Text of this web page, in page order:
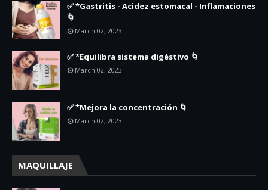
✅ *Gastritis - Acidez estomacal - Inflamaciones
🌀
March 02, 2023
✅ *Equilibra sistema digéstivo 🌀
March 02, 2023
✅ *Mejora la concentración 🌀
March 02, 2023
MAQUILLAJE